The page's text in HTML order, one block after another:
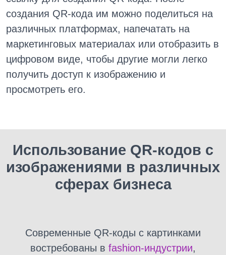
создания QR-кода им можно поделиться на
различных платформах, напечатать на
маркетинговых материалах или отобразить в
цифровом виде, чтобы другие могли легко
получить доступ к изображению и
просмотреть его.
Использование QR-кодов с
изображениями в различных
сферах бизнеса
Современные QR-коды с картинками
востребованы в fashion-индустрии,